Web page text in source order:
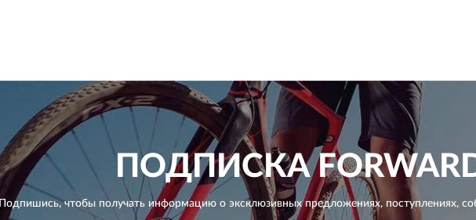
ПОДПИСКА
Подпишись, чтобы получать информацию о эксклюзивных предложениях,поступлениях,